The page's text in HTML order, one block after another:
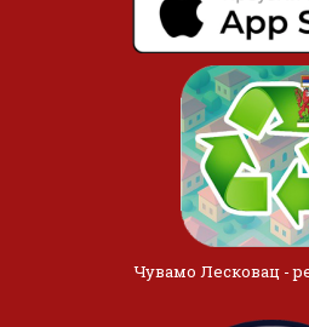
Чувамо Лесковац -